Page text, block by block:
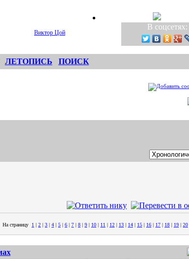
Виктор Цой
В соцсетях:
ЛЕТОПИСЬ ПОИСК
На страницу 1 | 2 | 3 | 4 | 5 | 6 | 7 | 8 | 9 | 10 | 11 | 12 | 13 | 14 | 15 | 16 | 17 | 18 | 19 | 20